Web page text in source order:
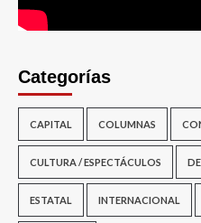
Categorías
CAPITAL COLUMNAS
CULTURA / ESPECTÁCULOS
ESTATAL INTERNACIONAL